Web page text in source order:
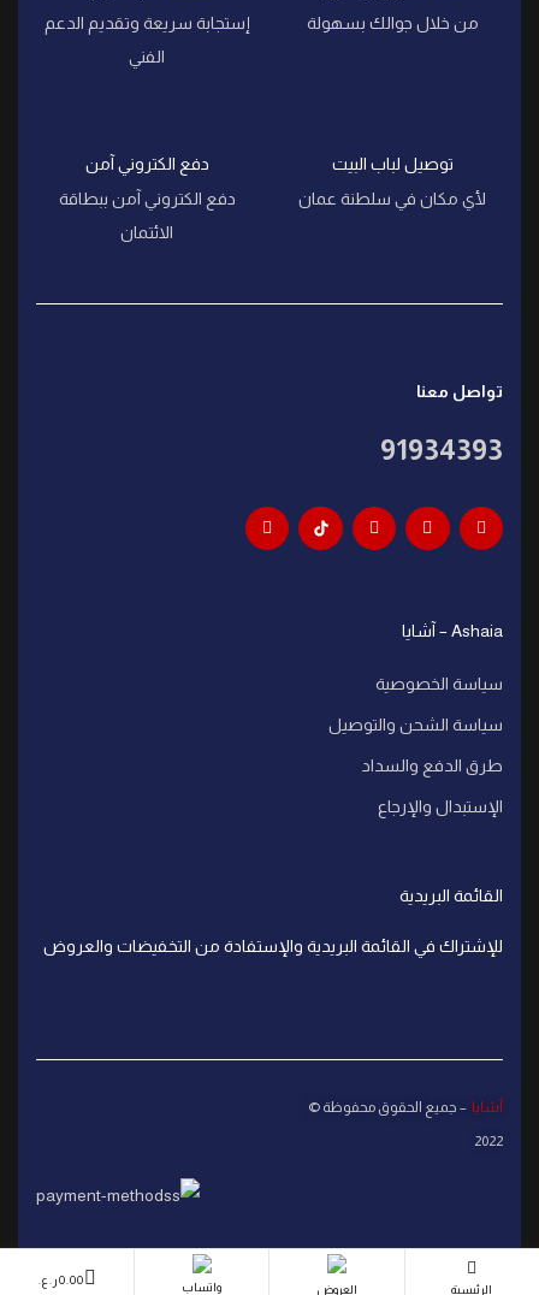
من خلال جوالك بسهولة
إستجابة سريعة وتقديم الدعم
الفني
توصيل لباب البيت
لأي مكان في سلطنة عمان
دفع الكتروني آمن
دفع الكتروني آمن ببطاقة
الائتمان
تواصل معنا
91934393
Ashaia – آشايا
سياسة الخصوصية
سياسة الشحن والتوصيل
طرق الدفع والسداد
الإستبدال والإرجاع
القائمة البريدية
للإشتراك في القائمة البريدية والإستفادة من التخفيضات والعروض
آشايا – جميع الحقوق محفوظة ©
2022
الرئيسية العروض واتساب
0.00ر.ع.